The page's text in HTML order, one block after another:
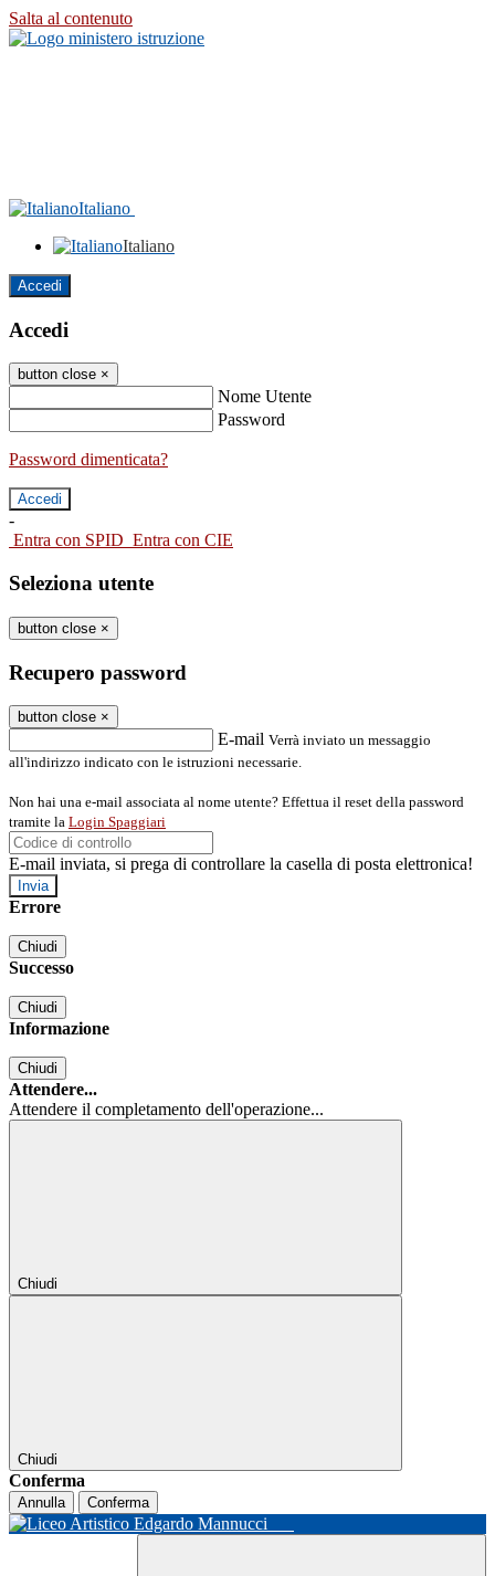
Salta al contenuto
Italiano
Italiano
Accedi
Accedi
button close ×
Nome Utente
Password
Password dimenticata?
-
Entra con SPID Entra con CIE
Seleziona utente
button close ×
Recupero password
button close ×
E-mail Verrà inviato un messaggio
all'indirizzo indicato con le istruzioni necessarie.
Non hai una e-mail associata al nome utente? Effettua il reset della password
tramite la Login Spaggiari
E-mail inviata, si prega di controllare la casella di posta elettronica!
Errore
Chiudi
Successo
Chiudi
Informazione
Chiudi
Attendere...
Attendere il completamento dell'operazione...
Chiudi
Chiudi
Conferma
Annulla Conferma